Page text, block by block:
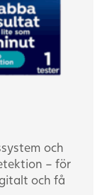
och
– för
och få